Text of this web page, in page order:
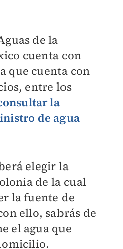
de la
cuenta con
que cuenta con
entre los
la
de agua
elegir la
de la cual
la fuente de
ello, sabrás de
el agua que